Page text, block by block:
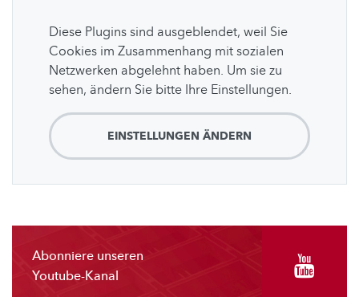
Diese Plugins sind ausgeblendet, weil Sie
Cookies im Zusammenhang mit sozialen
Netzwerken abgelehnt haben. Um sie zu
sehen, ändern Sie bitte Ihre Einstellungen.
EINSTELLUNGEN ÄNDERN
Abonniere unseren
Youtube-Kanal